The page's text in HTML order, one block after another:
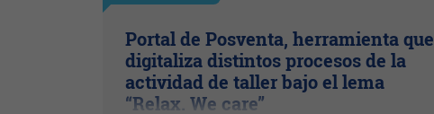
Portal de Posventa, herramienta que
digitaliza distintos procesos de la
actividad de taller bajo el lema
“Relax. We care”